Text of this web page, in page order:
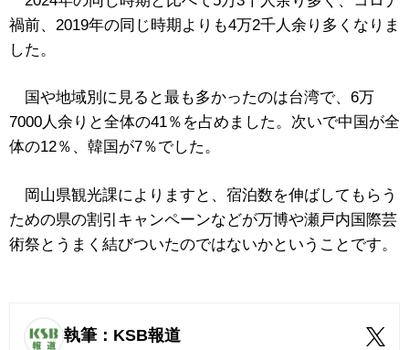
禍前、2019年の同じ時期よりも4万2千人余り多くなりま
した。
国や地域別に見ると最も多かったのは台湾で、6万
7000人余りと全体の41％を占めました。次いで中国が全
体の12％、韓国が7％でした。
岡山県観光課によりますと、宿泊数を伸ばしてもらう
ための県の割引キャンペーンなどが万博や瀬戸内国際芸
術祭とうまく結びついたのではないかということです。
執筆：KSB報道